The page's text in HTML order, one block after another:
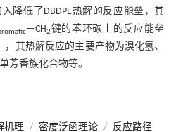
降低了DBDPE热解的反应能垒，其
—CH2键的苯环碳上的反应能垒
，其热解反应的主要产物为溴化氢、
芳香族化合物等。
机理 / 密度泛函理论 / 反应路径